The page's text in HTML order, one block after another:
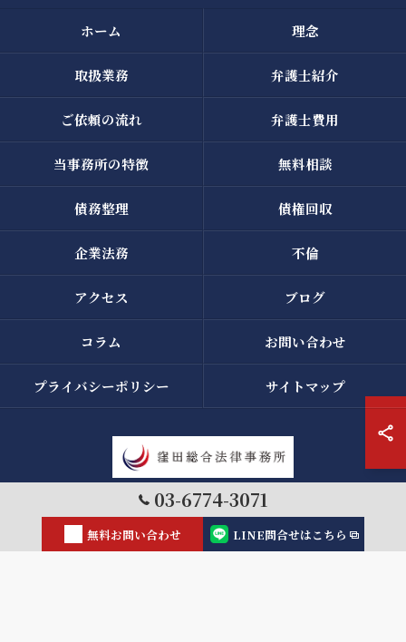
03-6774-3071
無料お問い合わせ LINE問合せはこちら
ホーム 理念
取扱業務 弁護士紹介
ご依頼の流れ 弁護士費用
当事務所の特徴 無料相談
債務整理 債権回収
企業法務 不倫
アクセス ブログ
コラム お問い合わせ
プライバシーポリシー サイトマップ
© 2026 東京都千代田区の弁護士なら窪田総合法律事務所 ALL RIGHTS
RESERVED.